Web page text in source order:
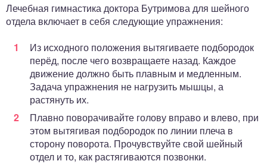
Лечебная гимнастика доктора Бутримова для шейного
отдела включает в себя следующие упражнения:
Из исходного положения вытягиваете подбородок
перёд, после чего возвращаете назад. Каждое
движение должно быть плавным и медленным.
Задача упражнения не нагрузить мышцы, а
растянуть их.
Плавно поворачивайте голову вправо и влево, при
этом вытягивая подбородок по линии плеча в
сторону поворота. Прочувствуйте свой шейный
отдел и то, как растягиваются позвонки.